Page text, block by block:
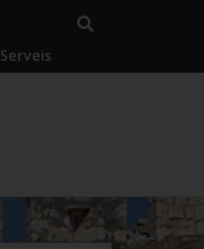
Serveis